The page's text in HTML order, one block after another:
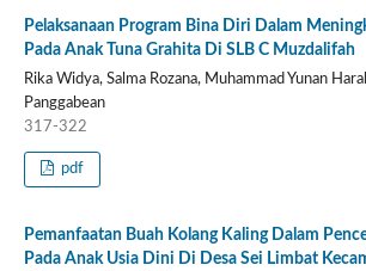
Pelaksanaan Program Bina Diri Dalam
Pada Anak Tuna Grahita Di SLB C Muzdalifah
Rika Widya, Salma Rozana, Muhammad Yunan
Panggabean
317-322
pdf
Pemanfaatan Buah Kolang Kaling Dalam
Pada Anak Usia Dini Di Desa Sei Limbat